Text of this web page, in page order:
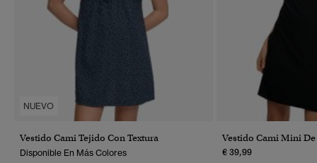
NUEVO
Vestido Cami Tejido Con Textura
Disponible En Más Colores
Vestido Cami Mini De
€ 39,99